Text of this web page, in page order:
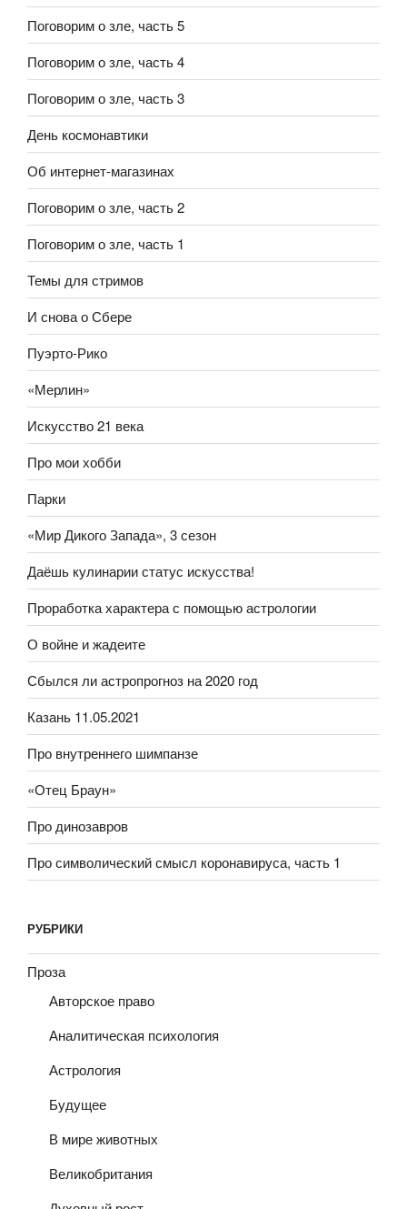
Поговорим о зле, часть 5
Поговорим о зле, часть 4
Поговорим о зле, часть 3
День космонавтики
Об интернет-магазинах
Поговорим о зле, часть 2
Поговорим о зле, часть 1
Темы для стримов
И снова о Сбере
Пуэрто-Рико
«Мерлин»
Искусство 21 века
Про мои хобби
Парки
«Мир Дикого Запада», 3 сезон
Даёшь кулинарии статус искусства!
Проработка характера с помощью астрологии
О войне и жадеите
Сбылся ли астропрогноз на 2020 год
Казань 11.05.2021
Про внутреннего шимпанзе
«Отец Браун»
Про динозавров
Про символический смысл коронавируса, часть 1
РУБРИКИ
Проза
Авторское право
Аналитическая психология
Астрология
Будущее
В мире животных
Великобритания